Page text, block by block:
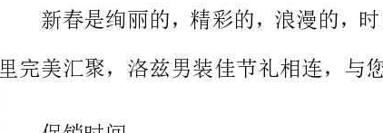
促销内容